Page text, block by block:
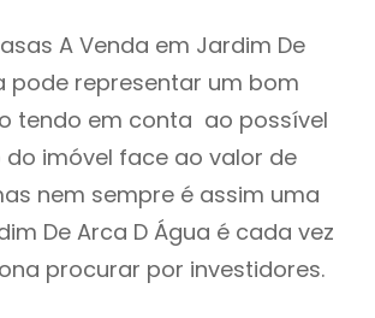
A Venda em Jardim De
pode representar um bom
tendo em conta ao possível
do imóvel face ao valor de
nem sempre é assim uma
De Arca D Água é cada vez
procurar por investidores.